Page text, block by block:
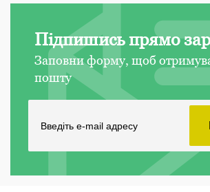
Підпишись прямо
Заповни форму, щоб
пошту